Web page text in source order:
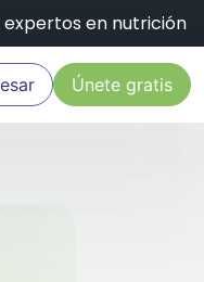
en nutrición
Únete gratis